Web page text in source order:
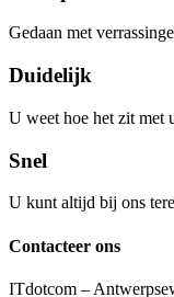
Gedaan met
Duidelijk
U weet hoe het zit met
Snel
U kunt altijd bij ons
Contacteer ons
ITdotcom –